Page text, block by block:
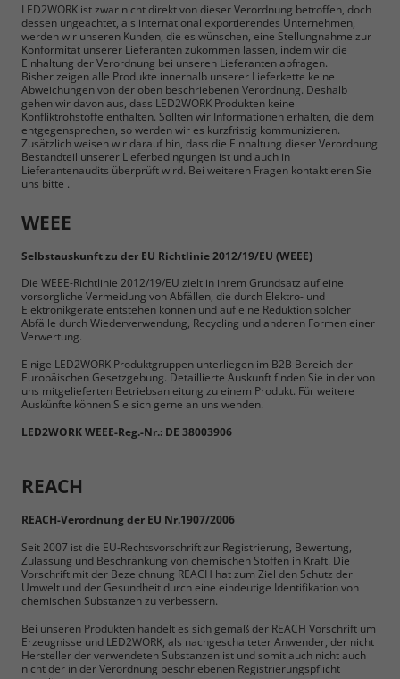
LED2WORK ist zwar nicht direkt von dieser Verordnung betroffen, doch
dessen ungeachtet, als international exportierendes Unternehmen,
werden wir unseren Kunden, die es wünschen, eine Stellungnahme zur
Konformität unserer Lieferanten zukommen lassen, indem wir die
Einhaltung der Verordnung bei unseren Lieferanten abfragen.
Bisher zeigen alle Produkte innerhalb unserer Lieferkette keine
Abweichungen von der oben beschriebenen Verordnung. Deshalb
gehen wir davon aus, dass LED2WORK Produkten keine
Konfliktrohstoffe enthalten. Sollten wir Informationen erhalten, die dem
entgegensprechen, so werden wir es kurzfristig kommunizieren.
Zusätzlich weisen wir darauf hin, dass die Einhaltung dieser Verordnung
Bestandteil unserer Lieferbedingungen ist und auch in
Lieferantenaudits überprüft wird. Bei weiteren Fragen kontaktieren Sie
uns bitte .
WEEE
Selbstauskunft zu der EU Richtlinie 2012/19/EU (WEEE)
Die WEEE-Richtlinie 2012/19/EU zielt in ihrem Grundsatz auf eine
vorsorgliche Vermeidung von Abfällen, die durch Elektro- und
Elektronikgeräte entstehen können und auf eine Reduktion solcher
Abfälle durch Wiederverwendung, Recycling und anderen Formen einer
Verwertung.
Einige LED2WORK Produktgruppen unterliegen im B2B Bereich der
Europäischen Gesetzgebung. Detaillierte Auskunft finden Sie in der von
uns mitgelieferten Betriebsanleitung zu einem Produkt. Für weitere
Auskünfte können Sie sich gerne an uns wenden.
LED2WORK WEEE-Reg.-Nr.: DE 38003906
REACH
REACH-Verordnung der EU Nr.1907/2006
Seit 2007 ist die EU-Rechtsvorschrift zur Registrierung, Bewertung,
Zulassung und Beschränkung von chemischen Stoffen in Kraft. Die
Vorschrift mit der Bezeichnung REACH hat zum Ziel den Schutz der
Umwelt und der Gesundheit durch eine eindeutige Identifikation von
chemischen Substanzen zu verbessern.
Bei unseren Produkten handelt es sich gemäß der REACH Vorschrift um
Erzeugnisse und LED2WORK, als nachgeschalteter Anwender, der nicht
Hersteller der verwendeten Substanzen ist und somit auch nicht auch
nicht der in der Verordnung beschriebenen Registrierungspflicht